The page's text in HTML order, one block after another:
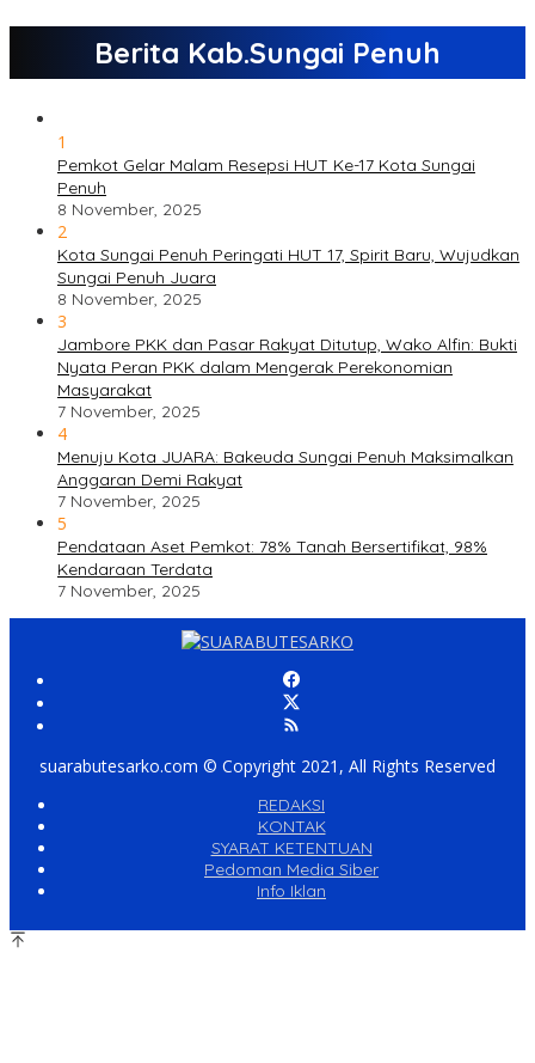
Berita Kab.Sungai Penuh
1
Pemkot Gelar Malam Resepsi HUT Ke-17 Kota Sungai
Penuh
8 November, 2025
2
Kota Sungai Penuh Peringati HUT 17, Spirit Baru, Wujudkan
Sungai Penuh Juara
8 November, 2025
3
Jambore PKK dan Pasar Rakyat Ditutup, Wako Alfin: Bukti
Nyata Peran PKK dalam Mengerak Perekonomian
Masyarakat
7 November, 2025
4
Menuju Kota JUARA: Bakeuda Sungai Penuh Maksimalkan
Anggaran Demi Rakyat
7 November, 2025
5
Pendataan Aset Pemkot: 78% Tanah Bersertifikat, 98%
Kendaraan Terdata
7 November, 2025
suarabutesarko.com © Copyright 2021, All Rights Reserved
REDAKSI
KONTAK
SYARAT KETENTUAN
Pedoman Media Siber
Info Iklan